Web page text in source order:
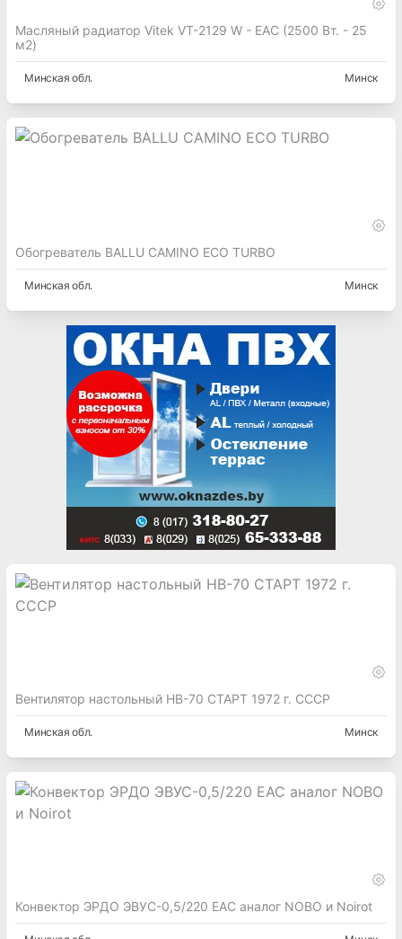
Масляный радиатор Vitek VT-2129 W - EAC (2500 Вт. - 25
м2)
Минская обл. Минск
Обогреватель BALLU CAMINO ECO TURBO
Минская обл. Минск
Вентилятор настольный НВ-70 СТАРТ 1972 г. СССР
Минская обл. Минск
Конвектор ЭРДО ЭВУС-0,5/220 EAC аналог NOBO и Noirot